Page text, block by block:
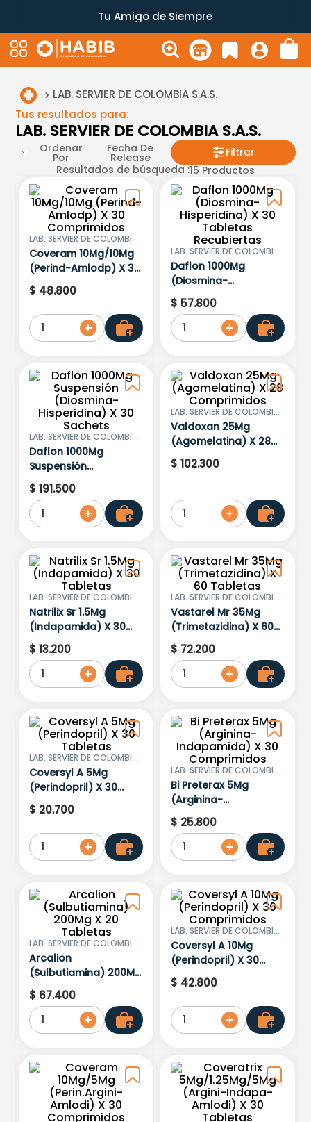
Tu Amigo de Siempre
LAB. SERVIER DE COLOMBIA S.A.S.
Tus resultados para:
LAB. SERVIER DE COLOMBIA S.A.S.
Ordenar
Por
Fecha De
Release
Filtrar
Resultados de búsqueda :15 Productos
LAB. SERVIER DE COLOMBIA
S.A.S.
Coveram 10Mg/10Mg
(Perind-Amlodp) X 30
Comprimidos
$ 48.800
1
LAB. SERVIER DE COLOMBIA
S.A.S.
Daflon 1000Mg
(Diosmina-
Hisperidina) X 30
Tabletas Recubiertas
$ 57.800
1
LAB. SERVIER DE COLOMBIA
S.A.S.
Daflon 1000Mg
Suspensión
(Diosmina-
Hisperidina) X 30
Sachets
$ 191.500
1
LAB. SERVIER DE COLOMBIA
S.A.S.
Valdoxan 25Mg
(Agomelatina) X 28
Comprimidos
$ 102.300
1
LAB. SERVIER DE COLOMBIA
S.A.S.
Natrilix Sr 1.5Mg
(Indapamida) X 30
Tabletas
$ 13.200
1
LAB. SERVIER DE COLOMBIA
S.A.S.
Vastarel Mr 35Mg
(Trimetazidina) X 60
Tabletas
$ 72.200
1
LAB. SERVIER DE COLOMBIA
S.A.S.
Coversyl A 5Mg
(Perindopril) X 30
Tabletas
$ 20.700
1
LAB. SERVIER DE COLOMBIA
S.A.S.
Bi Preterax 5Mg
(Arginina-
Indapamida) X 30
Comprimidos
$ 25.800
1
LAB. SERVIER DE COLOMBIA
S.A.S.
Arcalion
(Sulbutiamina) 200Mg
X 20 Tabletas
$ 67.400
1
LAB. SERVIER DE COLOMBIA
S.A.S.
Coversyl A 10Mg
(Perindopril) X 30
Comprimidos
$ 42.800
1